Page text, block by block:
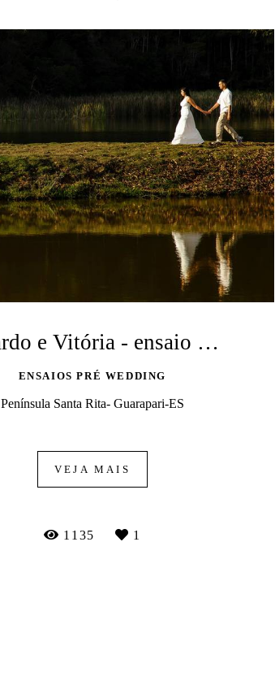
Eduardo e Vitória - ensaio pré casamento
ENSAIOS PRÉ WEDDING
Península Santa Rita- Guarapari-ES
VEJA MAIS
1135 1